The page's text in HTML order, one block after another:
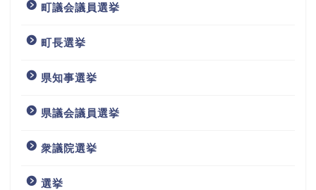
町議会議員選挙
町長選挙
県知事選挙
県議会議員選挙
衆議院選挙
選挙